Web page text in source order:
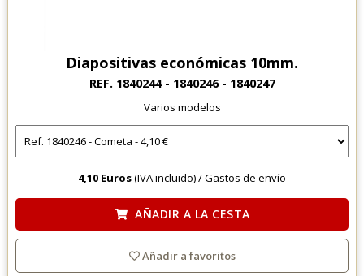
Diapositivas económicas 10mm.
REF. 1840244 - 1840246 - 1840247
Varios modelos
4,10 Euros(IVA incluido) /Gastos de envío
AÑADIR A LA CESTA
Añadir a favoritos